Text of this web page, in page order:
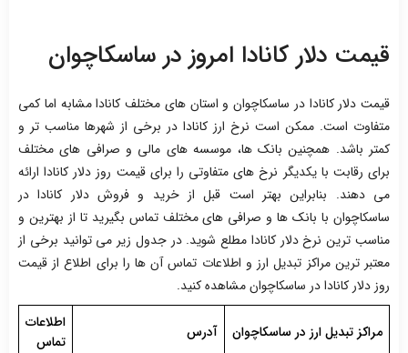
قیمت دلار کانادا امروز در ساسکاچوان
قیمت دلار کانادا در ساسکاچوان و استان های مختلف کانادا مشابه اما کمی
متفاوت است. ممکن است نرخ ارز کانادا در برخی از شهرها مناسب تر و
کمتر باشد. همچنین بانک ها، موسسه های مالی و صرافی های مختلف
برای رقابت با یکدیگر نرخ های متفاوتی را برای قیمت روز دلار کانادا ارائه
می دهند. بنابراین بهتر است قبل از خرید و فروش دلار کانادا در
ساسکاچوان با بانک ها و صرافی های مختلف تماس بگیرید تا از بهترین و
مناسب ترین نرخ دلار کانادا مطلع شوید. در جدول زیر می توانید برخی از
معتبر ترین مراکز تبدیل ارز و اطلاعات تماس آن ها را برای اطلاع از قیمت
روز دلار کانادا در ساسکاچوان مشاهده کنید.
مراکز تبدیل ارز در ساسکاچوان آدرس
اطلاعات
تماس